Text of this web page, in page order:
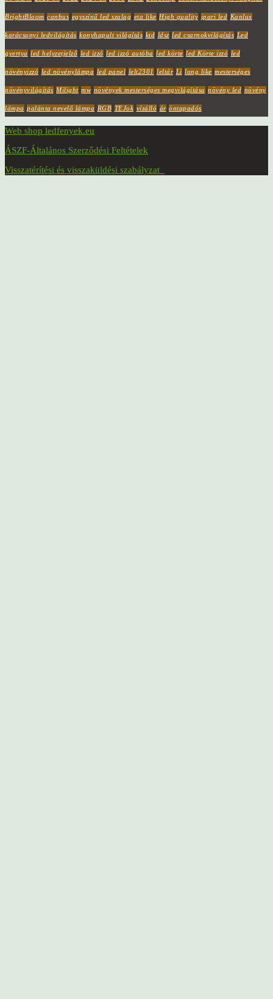
BrightBloom canbus egyszínű led szalag eta like High quality ipari led Kanlux
karácsonyi ledvilágítás konyhapult világítás ktd ldsz led csarnokvilágítás Led
gyertya led helyzetjelző led izzó led izzó autóba led körte led Körte izzó led
növényizzó led növénylámpa led panel lelt2301 leltár Li long like mesterséges
növényvilágítás Milight mw növények mesterséges megvilágítása növény led növény
lámpa palánta nevelő lámpa RGB TEJok vízálló ár öntapadós
Web shop ledfenyek.eu
ÁSZF-Általános Szerződési Feltételek
Visszatérítési és visszaküldési szabályzat